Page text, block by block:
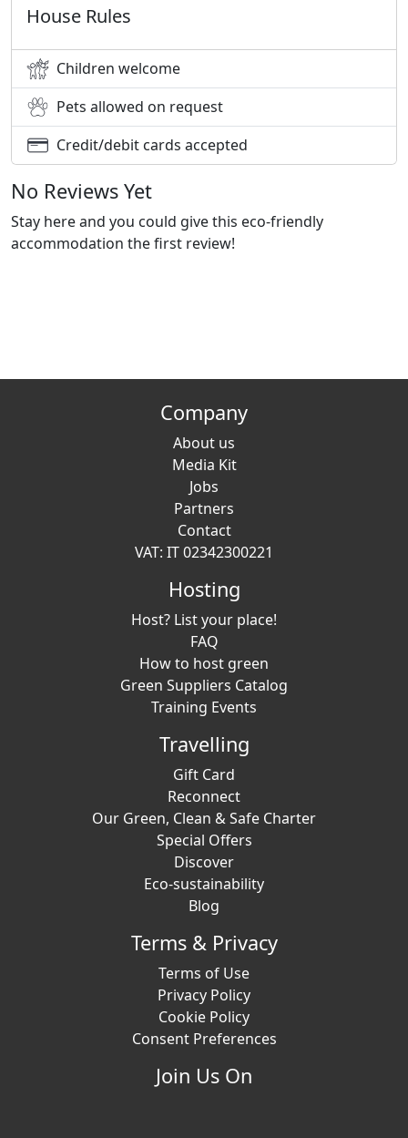
House Rules
Children welcome
Pets allowed on request
Credit/debit cards accepted
No Reviews Yet
Stay here and you could give this eco-friendly
accommodation the first review!
Company
About us
Media Kit
Jobs
Partners
Contact
VAT: IT 02342300221
Hosting
Host? List your place!
FAQ
How to host green
Green Suppliers Catalog
Training Events
Travelling
Gift Card
Reconnect
Our Green, Clean & Safe Charter
Special Offers
Discover
Eco-sustainability
Blog
Terms & Privacy
Terms of Use
Privacy Policy
Cookie Policy
Consent Preferences
Join Us On